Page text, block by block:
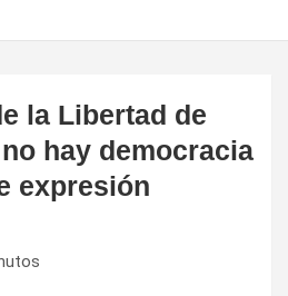
la Libertad de
hay democracia
expresión